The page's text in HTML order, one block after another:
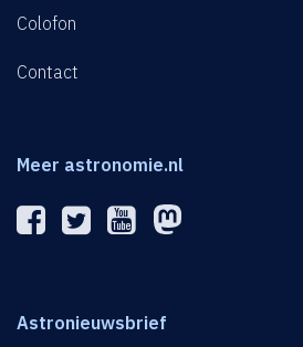
Colofon
Contact
Meer astronomie.nl
Astronieuwsbrief